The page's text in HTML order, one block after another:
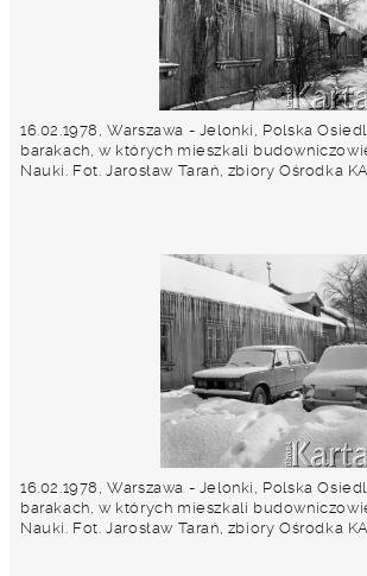
16.02.1978, Warszawa - Jelonki, Polska
barakach, w których mieszkali
Nauki. Fot. Jarosław Tarań, zbiory Ośrodka
16.02.1978, Warszawa - Jelonki, Polska
barakach, w których mieszkali
Nauki. Fot. Jarosław Tarań, zbiory Ośrodka